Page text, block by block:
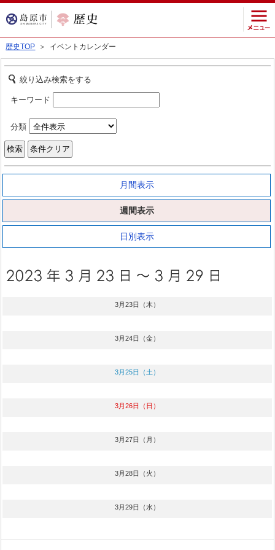
歴史TOP ＞ イベントカレンダー
絞り込み検索をする
キーワード
分類
月間表示
週間表示
日別表示
3月23日（木）
3月24日（金）
3月25日（土）
3月26日（日）
3月27日（月）
3月28日（火）
3月29日（水）